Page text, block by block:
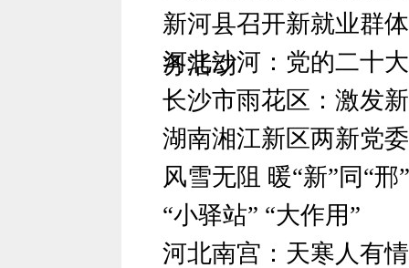
新河县召开新就业群
务活动
河北沙河：党的二十
长沙市雨花区：激发
湖南湘江新区两新党
风雪无阻 暖“新”同“邢”
“小驿站” “大作用”
河北南宫：天寒人有